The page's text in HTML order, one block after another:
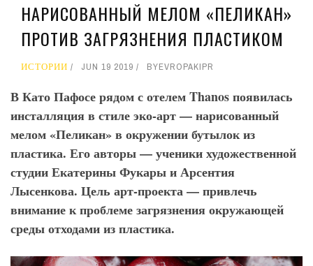
НАРИСОВАННЫЙ МЕЛОМ «ПЕЛИКАН»
ПРОТИВ ЗАГРЯЗНЕНИЯ ПЛАСТИКОМ
ИСТОРИИ JUN 19 2019 BYEVROPAKIPR
В Като Пафосе рядом с отелем Thanos появилась
инсталляция в стиле эко-арт — нарисованный
мелом «Пеликан» в окружении бутылок из
пластика. Его авторы — ученики художественной
студии Екатерины Фукары и Арсентия
Лысенкова. Цель арт-проекта — привлечь
внимание к проблеме загрязнения окружающей
среды отходами из пластика.